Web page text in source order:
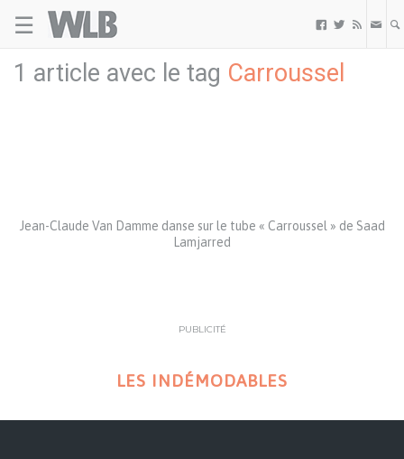
☰   
1 article avec le tag Carroussel
Jean-Claude Van Damme danse sur le tube « Carroussel » de Saad
Lamjarred
PUBLICITÉ
LES INDÉMODABLES